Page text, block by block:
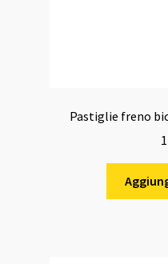
Pastiglie freno